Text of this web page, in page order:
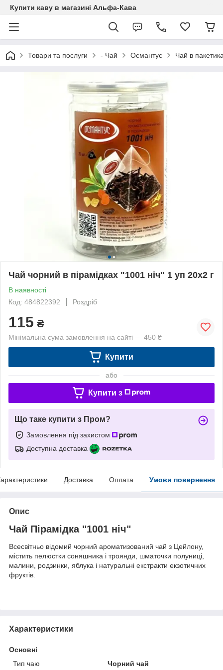
Купити каву в магазині Альфа-Кава
Товари та послуги - Чай Османтус Чай в
Чай чорний в пірамідках "1001 ніч" 1 уп 20x2 г
В наявності
Код: 484822392
Роздріб
115 ₴
Мінімальна сума замовлення на сайті — 450 ₴
Купити
або
Купити з
Що таке купити з Пром?
Замовлення під захистом
Доступна доставка
Доставка Оплата Умови повернення
Опис
Чай Пірамідка "1001 ніч"
Всесвітньо відомий чорний ароматизований чай з Цейлону,
містить пелюстки соняшника і троянди, шматочки полуниці,
малини, родзинки, яблука і натуральні екстракти екзотичних
фруктів.
Характеристики
Основні
Тип чаю
Чорний чай